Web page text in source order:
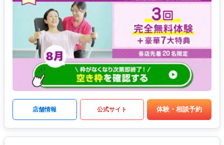
店舗情報 公式サイト 体験・相談予約